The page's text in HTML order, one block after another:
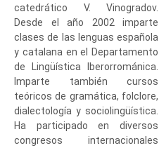
catedrático V. Vinogradov.
Desde el año 2002 imparte
clases de las lenguas española
y catalana en el Departamento
de Lingüística Iberorrománica.
Imparte también cursos
teóricos de gramática, folclore,
dialectología y sociolingüística.
Ha participado en diversos
congresos internacionales